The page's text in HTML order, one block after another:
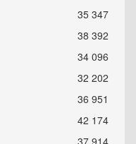
35 347
38 392
34 096
32 202
36 951
42 174
37 914